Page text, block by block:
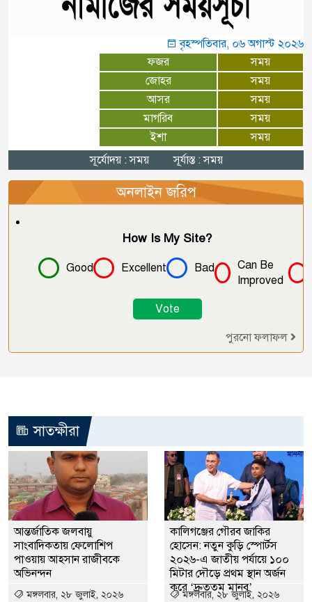
সংঘবদ্ধ ধর্ম ব্যবসায়ী গোষ্ঠী জাতিকে
বিভ্রান্ত করছে: ড. মনিরুজ্জামান
বৃহস্পতিবার, ০৬ অগাস্ট ২০২৬
ফজর
সময়
জোহর
সময়
আসর
সময়
মাগরিব
সময়
ইশা
সময়
সূর্যোদয় : সময়
সূর্যাস্ত : সময়
অনলাইন জরিপ
How Is My Site?
Good Excellent Bad
Can Be
Improved
পুরনো ফলাফল
সাতক্ষীরা
আন্তর্জাতিক জলবায়ু
সাংবাদিকতায় ফেলোশিপ
পাওয়ায় আহসান রাজীবকে
অভিনন্দন
মঙ্গলবার, ২৮ জুলাই, ২০২৬
কালিগঞ্জের গৌরব জাকির
হোসেন: নতুন কুড়ি স্পোর্টস
২০২৬-এ জাতীয় পর্যায়ে ১০০
মিটার দৌড়ে প্রথম স্থান অর্জন
করে ‘দ্রুততম মানব’
মঙ্গলবার, ২৮ জুলাই, ২০২৬